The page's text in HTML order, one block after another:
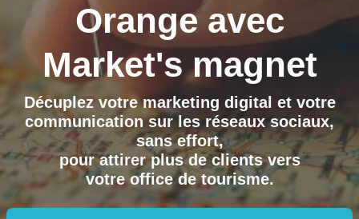
Orangeavec
Market's magnet
Décuplez votre marketing digital et votre
communication sur les réseaux sociaux,
sans effort,
pour attirer plus de clients vers
votre office de tourisme.